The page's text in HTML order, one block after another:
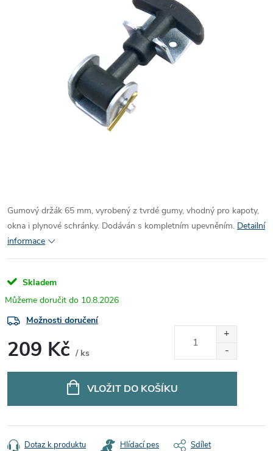
Gumový držák 65 mm, vyrobený z tvrdé gumy, vhodný pro kapoty,
okna i plynové schránky. Dodáván s kompletním upevněním. Detailní
informace
Skladem
10.8.2026
Možnosti doručení
209 Kč / ks
VLOŽIT DO KOŠÍKU
Dotaz k produktu Hlídací pes Sdílet